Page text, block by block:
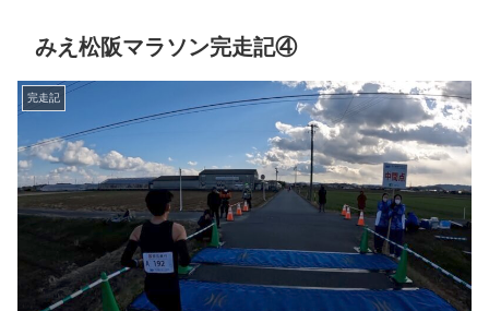
みえ松阪マラソン完走記④
完走記